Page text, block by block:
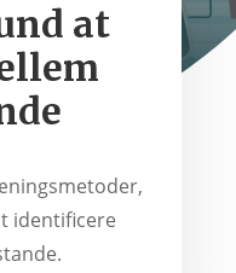
at
identificere